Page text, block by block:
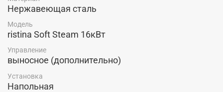
Нержавеющая сталь
Модель
ristina Soft Steam 16кВт
Управление
выносное (дополнительно)
Установка
Напольная